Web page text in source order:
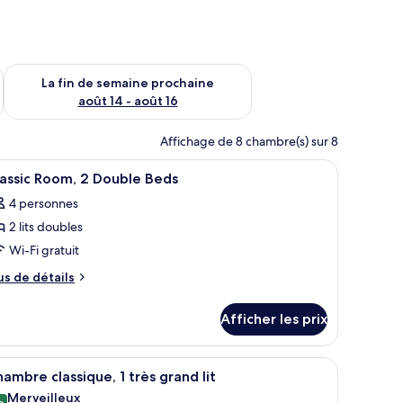
semaine août 7 - août 9
La fin de semaine prochaine
août 14 - août 16
Vérifier la disponibilité pour la fin de semaine prochaine août
Affichage de 8 chambre(s) sur 8
table à manger avec des pâtisseries, une cafetière et une chaise.
Literie de qualité, couette en duvet, coffre-
5 Room, 2 Double Beds
4 personnes
2 lits doubles
Wi-Fi gratuit
de détails
Afficher les prix
Une chambre d’hôtel avec un grand lit, un
5 classique, 1 très grand lit
Merveilleux